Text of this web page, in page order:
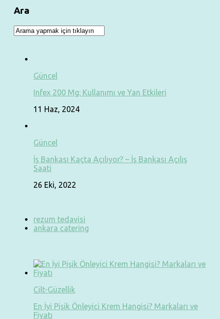
Ara
Güncel
Infex 200 Mg: Kullanımı ve Yan Etkileri
11 Haz, 2024
Güncel
İş Bankası Kaçta Açılıyor? – İş Bankası Açılış
Saati
26 Eki, 2022
rezum tedavisi
ankara catering
Cilt-Güzellik
En İyi Pişik Önleyici Krem Hangisi? Markaları ve
Fiyatı